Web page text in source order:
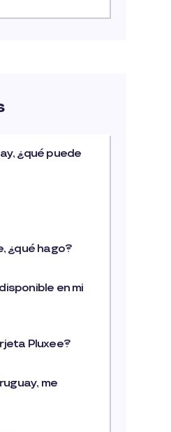
¿qué puede
¿qué hago?
en mi
Pluxee?
me